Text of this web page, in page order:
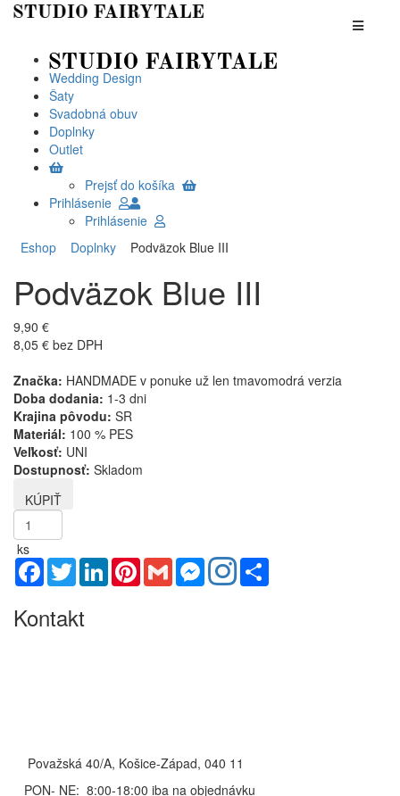
Wedding Design
Šaty
Svadobná obuv
Doplnky
Outlet
Prejsť do košíka
Prihlásenie
Prihlásenie
Eshop
Doplnky Podväzok Blue III
Podväzok Blue III
9,90 €
8,05 € bez DPH
Značka: HANDMADE v ponuke už len tmavomodrá verzia
Doba dodania: 1-3 dni
Krajina pôvodu: SR
Materiál: 100 % PES
Veľkosť: UNI
Dostupnosť: Skladom
ks
Facebook
TwitterLinkedInPinterestGmail Messenger
Kontakt
Považská 40/A, Košice-Západ, 040 11
PON- NE: 8:00-18:00 iba na objednávku